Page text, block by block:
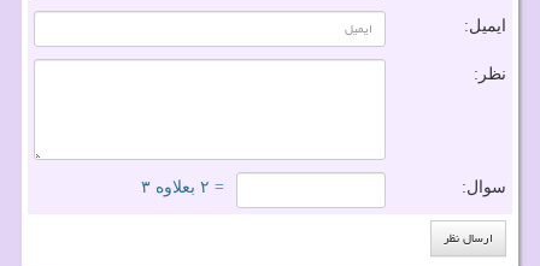
ایمیل:
نظر:
سوال: = ۲ بعلاوه ۳